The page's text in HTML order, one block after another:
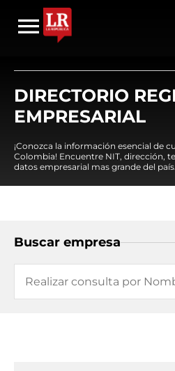
DIRECTORIO
EMPRESARIAL
¡Conozca la información esencial de
Colombia! Encuentre NIT, dirección,
datos empresarial mas grande del país.
Buscar empresa